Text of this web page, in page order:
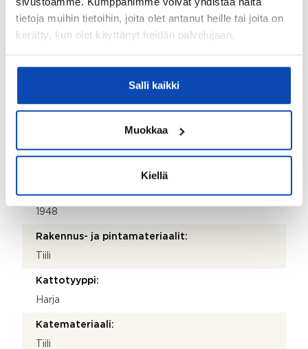
tietoja muihin tietoihin, joita olet antanut heille tai joita on
kerätty, kun olet käyttänyt heidän palvelujaan.
Salli kaikki
Muokkaa
Kiellä
Postinumero:
00530
Isännöitsijäntodistuksen päivämäärä:
Valmistumisvuosi:
Käyttöönottovuosi:
1948
Rakennus- ja pintamateriaalit:
Tiili
Kattotyyppi:
Harja
Katemateriaali:
Tiili